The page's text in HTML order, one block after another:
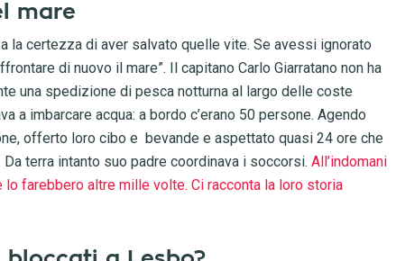
mare
la certezza di aver salvato quelle vite. Se avessi ignorato
di nuovo il mare”. Il capitano Carlo Giarratano non ha
una spedizione di pesca notturna al largo delle coste
a imbarcare acqua: a bordo c’erano 50 persone. Agendo
offerto loro cibo e bevande e aspettato quasi 24 ore che
terra intanto suo padre coordinava i soccorsi. All’indomani
farebbero altre mille volte. Ci racconta la loro storia